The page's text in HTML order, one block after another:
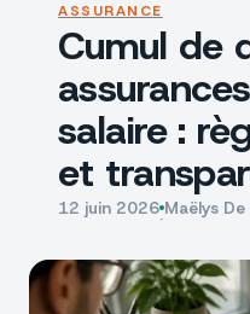
Moto
Assurance
Écologie
ASSURANCE
Cumul de
salaire :
et
12 juin 2026·Maëlys De